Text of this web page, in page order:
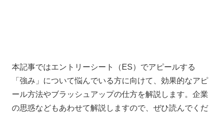
本記事ではエントリーシート（ES）でアピールする
「強み」について悩んでいる方に向けて、効果的なアピ
ール方法やブラッシュアップの仕方を解説します。 企業
の思惑などもあわせて解説しますので、ぜひ読んでくだ